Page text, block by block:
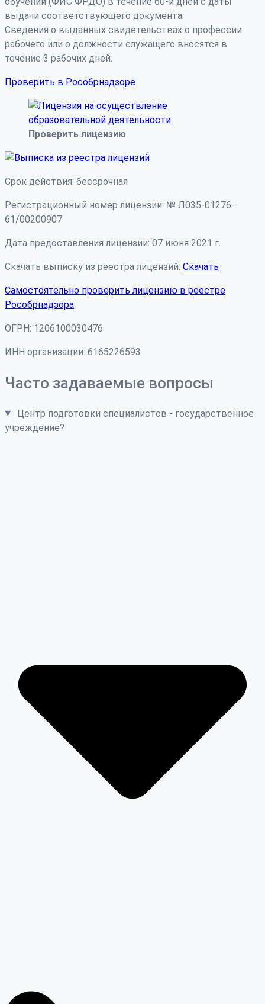
выдачи соответствующего документа.
Сведения о выданных свидетельствах о профессии
рабочего или о должности служащего вносятся в
течение 3 рабочих дней.
Проверить в Рособрнадзоре
Проверить лицензию
Срок действия: бессрочная
Регистрационный номер лицензии: № Л035-01276-
61/00200907
Дата предоставления лицензии: 07 июня 2021 г.
Скачать выписку из реестра лицензий: Скачать
Самостоятельно проверить лицензию в реестре
Рособрнадзора
ОГРН: 1206100030476
ИНН организации: 6165226593
Часто задаваемые вопросы
Центр подготовки специалистов - государственное
учреждение?